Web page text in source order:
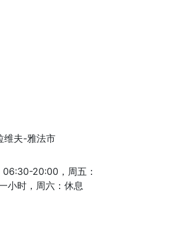
维夫-雅法市
06:30-20:00，周五：
小时，周六：休息